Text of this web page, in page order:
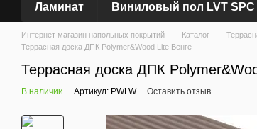
Ламинат Виниловый пол LVT SPC
Интернет магазин напольных покрытий Каталог
Террасная доска ДПК Polymer&Wood Lite Венге
Террасная доска ДПК
В наличии Артикул: PWLW Оставить отзыв